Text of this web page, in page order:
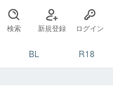
検索 新規登録 ログイン
BL R18